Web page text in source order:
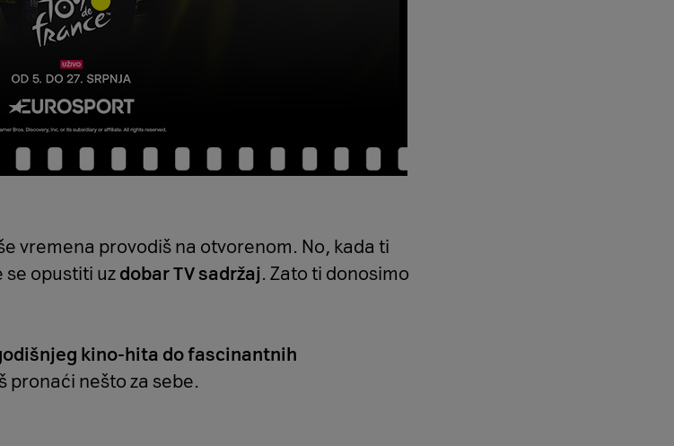
vremena provodiš na otvorenom. No, kada ti
opustiti uz dobar TV sadržaj. Zato ti donosimo
kino-hita do fascinantnih
pronaći nešto za sebe.